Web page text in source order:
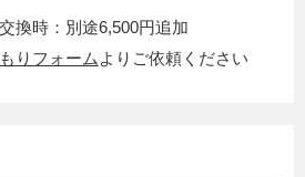
換時：別途6,500円追加
りフォーム よりご依頼ください